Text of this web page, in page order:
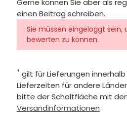
Gerne können Sie aber als
einen Beitrag schreiben.
Sie müssen eingeloggt sein,
bewerten zu können.
* gilt für Lieferungen
Lieferzeiten für andere
bitte der Schaltfläche mit
Versandinformationen